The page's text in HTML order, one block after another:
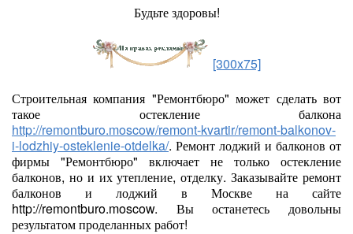
Будьте здоровы!
[300x75]
Строительная компания "Ремонтбюро" может сделать вот
такое остекление балкона
http://remontburo.moscow/remont-kvartir/remont-balkonov-
i-lodzhiy-osteklenie-otdelka/. Ремонт лоджий и балконов от
фирмы "Ремонтбюро" включает не только остекление
балконов, но и их утепление, отделку. Заказывайте ремонт
балконов и лоджий в Москве на сайте
http://remontburo.moscow. Вы останетесь довольны
результатом проделанных работ!